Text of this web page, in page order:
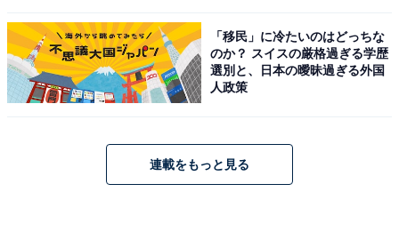
「移民」に冷たいのはどっちな
のか？ スイスの厳格過ぎる学歴
選別と、日本の曖昧過ぎる外国
人政策
連載をもっと見る